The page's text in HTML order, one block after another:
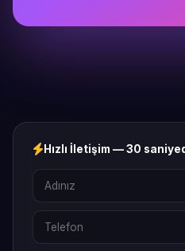
Hızlı İletişim — 30